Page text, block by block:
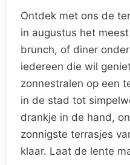
Ontdek met ons de
in augustus het
brunch, of diner
iedereen die wil
zonnestralen op een
in de stad tot
drankje in de hand,
zonnigste terrasjes
klaar. Laat de lente